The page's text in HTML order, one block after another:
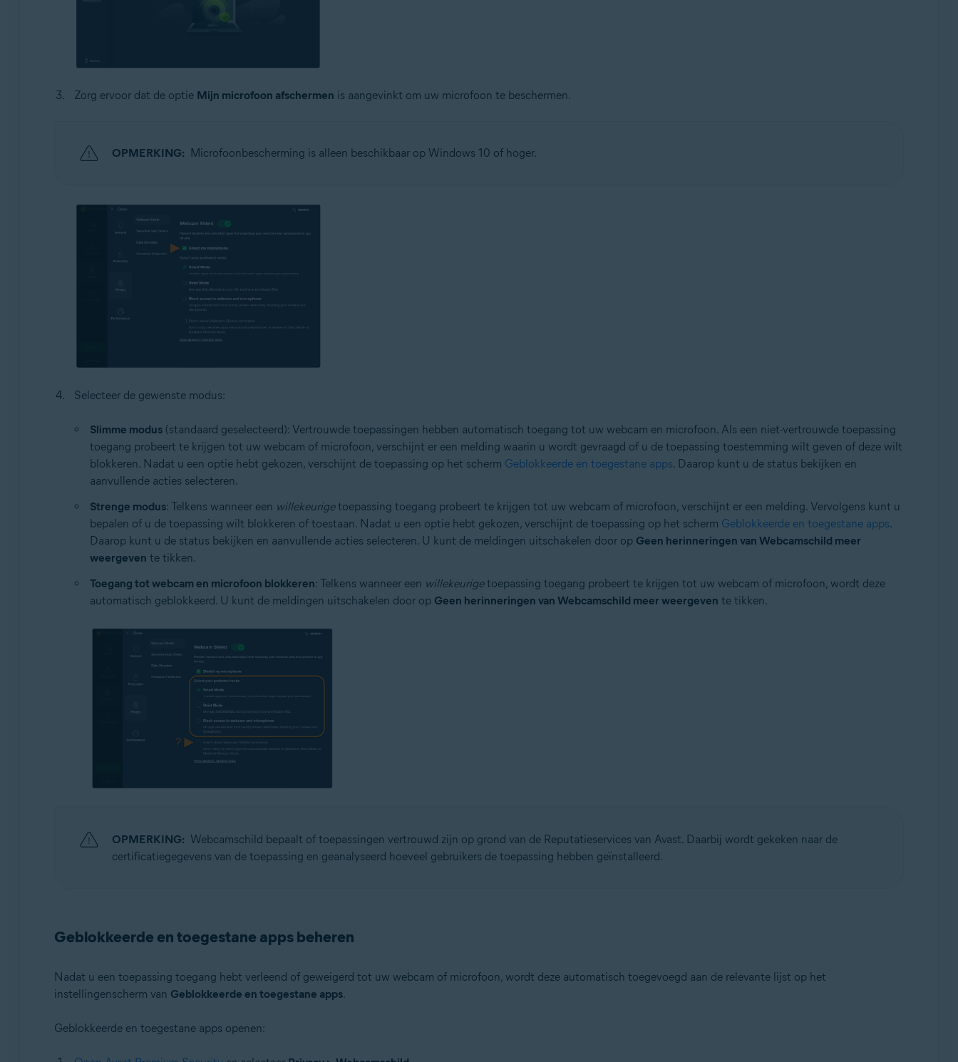
Zorg ervoor dat de optie Mijn microfoon afschermen is aangevinkt om uw microfoon te beschermen.
OPMERKING: Microfoonbescherming is alleen beschikbaar op Windows 10 of hoger.
Selecteer de gewenste modus:
Slimme modus(standaard geselecteerd): Vertrouwde toepassingen hebben automatisch toegang tot uw webcam en microfoon. Als een niet-vertrouwde toepassing
toegang probeert te krijgen tot uw webcam of microfoon, verschijnt er een melding waarin u wordt gevraagd of u de toepassing toestemming wilt geven of deze wilt
blokkeren. Nadat u een optie hebt gekozen, verschijnt de toepassing op het scherm Geblokkeerde en toegestane apps. Daarop kunt u de status bekijken en
aanvullende acties selecteren.
Strenge modus: Telkens wanneer een willekeurigetoepassing toegang probeert te krijgen tot uw webcam of microfoon, verschijnt er een melding. Vervolgens kunt u
bepalen of u de toepassing wilt blokkeren of toestaan. Nadat u een optie hebt gekozen, verschijnt de toepassing op het scherm Geblokkeerde en toegestane apps.
Daarop kunt u de status bekijken en aanvullende acties selecteren. U kunt de meldingen uitschakelen door op Geen herinneringen van Webcamschild meer
weergeven te tikken.
Toegang tot webcam en microfoon blokkeren: Telkens wanneer een willekeurigetoepassing toegang probeert te krijgen tot uw webcam of microfoon, wordt deze
automatisch geblokkeerd. U kunt de meldingen uitschakelen door op Geen herinneringen van Webcamschild meer weergeven te tikken.
OPMERKING: Webcamschild bepaalt of toepassingen vertrouwd zijn op grond van de Reputatieservices van Avast. Daarbij wordt gekeken naar de
certificatiegegevens van de toepassing en geanalyseerd hoeveel gebruikers de toepassing hebben geïnstalleerd.
Geblokkeerde en toegestane apps beheren
Nadat u een toepassing toegang hebt verleend of geweigerd tot uw webcam of microfoon, wordt deze automatisch toegevoegd aan de relevante lijst op het
instellingenscherm van Geblokkeerde en toegestane apps.
Geblokkeerde en toegestane apps openen: